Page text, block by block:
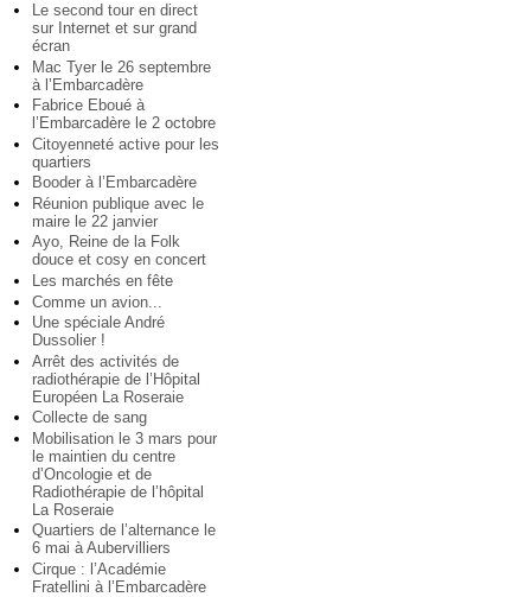
Le second tour en direct
sur Internet et sur grand
écran
Mac Tyer le 26 septembre
à l’Embarcadère
Fabrice Eboué à
l’Embarcadère le 2 octobre
Citoyenneté active pour les
quartiers
Booder à l’Embarcadère
Réunion publique avec le
maire le 22 janvier
Ayo, Reine de la Folk
douce et cosy en concert
Les marchés en fête
Comme un avion...
Une spéciale André
Dussolier !
Arrêt des activités de
radiothérapie de l’Hôpital
Européen La Roseraie
Collecte de sang
Mobilisation le 3 mars pour
le maintien du centre
d’Oncologie et de
Radiothérapie de l’hôpital
La Roseraie
Quartiers de l’alternance le
6 mai à Aubervilliers
Cirque : l’Académie
Fratellini à l’Embarcadère